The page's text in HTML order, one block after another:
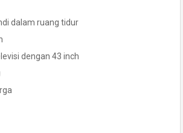
dalam ruang tidur
dengan 43 inch